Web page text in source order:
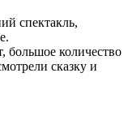
спектакль,
большое количество
сказку и